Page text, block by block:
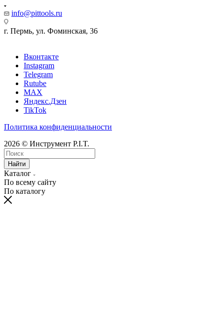
info@pittools.ru
г. Пермь, ул. Фоминская, 36
Вконтакте
Instagram
Telegram
Rutube
MAX
Яндекс.Дзен
TikTok
Политика конфиденциальности
2026 © Инструмент P.I.T.
Найти
Каталог
По всему сайту
По каталогу